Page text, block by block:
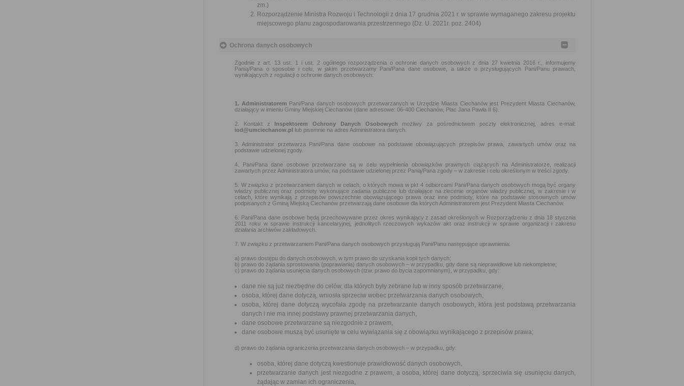
zm.)
Rozporządzenie Ministra Rozwoju i Technologii z dnia 17 grudnia 2021 r. w sprawie wymaganego zakresu projektu
miejscowego planu zagospodarowania przestrzennego (Dz. U. 2021r. poz. 2404)
Ochrona danych osobowych
Zgodnie z art. 13 ust. 1 i ust. 2 ogólnego rozporządzenia o ochronie danych osobowych z dnia 27 kwietnia 2016 r., informujemy
Panią/Pana o sposobie i celu, w jakim przetwarzamy Pani/Pana dane osobowe, a także o przysługujących Pani/Panu prawach,
wynikających z regulacji o ochronie danych osobowych:
1. Administratorem Pani/Pana danych osobowych przetwarzanych w Urzędzie Miasta Ciechanów jest Prezydent Miasta Ciechanów,
działający w imieniu Gminy Miejskiej Ciechanów (dane adresowe: 06-400 Ciechanów, Plac Jana Pawła II 6).
2. Kontakt z Inspektorem Ochrony Danych Osobowych możliwy za pośrednictwem poczty elektronicznej, adres e-mail:
iod@umciechanow.pl lub pisemnie na adres Administratora danych.
3. Administrator przetwarza Pani/Pana dane osobowe na podstawie obowiązujących przepisów prawa, zawartych umów oraz na
podstawie udzielonej zgody.
4. Pani/Pana dane osobowe przetwarzane są w celu wypełnienia obowiązków prawnych ciążących na Administratorze, realizacji
zawartych przez Administratora umów, na podstawie udzielonej przez Panią/Pana zgody – w zakresie i celu określonym w treści zgody.
5. W związku z przetwarzaniem danych w celach, o których mowa w pkt 4 odbiorcami Pani/Pana danych osobowych mogą być organy
władzy publicznej oraz podmioty wykonujące zadania publiczne lub działające na zlecenie organów władzy publicznej, w zakresie i w
celach, które wynikają z przepisów powszechnie obowiązującego prawa oraz inne podmioty, które na podstawie stosownych umów
podpisanych z Gminą Miejską Ciechanów przetwarzają dane osobowe dla których Administratorem jest Prezydent Miasta Ciechanów.
6. Pani/Pana dane osobowe będą przechowywane przez okres wynikający z zasad określonych w Rozporządzeniu z dnia 18 stycznia
2011 roku w sprawie instrukcji kancelaryjnej, jednolitych rzeczowych wykazów akt oraz instrukcji w sprawie organizacji i zakresu
działania archiwów zakładowych.
7. W związku z przetwarzaniem Pani/Pana danych osobowych przysługują Pani/Panu następujące uprawnienia:
a) prawo dostępu do danych osobowych, w tym prawo do uzyskania kopii tych danych;
b) prawo do żądania sprostowania (poprawiania) danych osobowych – w przypadku, gdy dane są nieprawidłowe lub niekompletne;
c) prawo do żądania usunięcia danych osobowych (tzw. prawo do bycia zapomnianym), w przypadku, gdy:
dane nie są już niezbędne do celów, dla których były zebrane lub w inny sposób przetwarzane,
osoba, której dane dotyczą, wniosła sprzeciw wobec przetwarzania danych osobowych,
osoba, której dane dotyczą wycofała zgodę na przetwarzanie danych osobowych, która jest podstawą przetwarzania
danych i nie ma innej podstawy prawnej przetwarzania danych,
dane osobowe przetwarzane są niezgodnie z prawem,
dane osobowe muszą być usunięte w celu wywiązania się z obowiązku wynikającego z przepisów prawa;
d) prawo do żądania ograniczenia przetwarzania danych osobowych – w przypadku, gdy:
osoba, której dane dotyczą kwestionuje prawidłowość danych osobowych,
przetwarzanie danych jest niezgodne z prawem, a osoba, której dane dotyczą, sprzeciwia się usunięciu danych,
żądając w zamian ich ograniczenia,